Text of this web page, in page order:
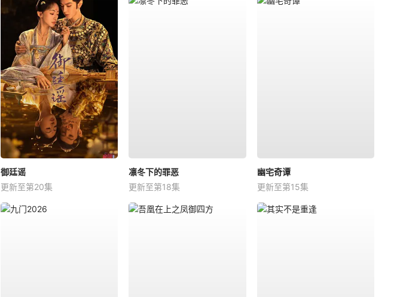
御廷谣
更新至第20集
凛冬下的罪恶
更新至第18集
幽宅奇谭
更新至第15集